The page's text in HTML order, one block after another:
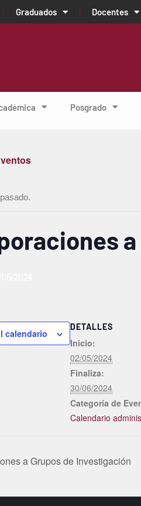
Graduados Docentes
Posgrado
calendario
DETALLES
Inicio:
02/05/2024
Finaliza:
30/06/2024
Categoría de
Calendario
a Grupos de Investigación